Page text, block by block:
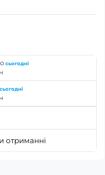
сьогодні
сьогодні
отриманні